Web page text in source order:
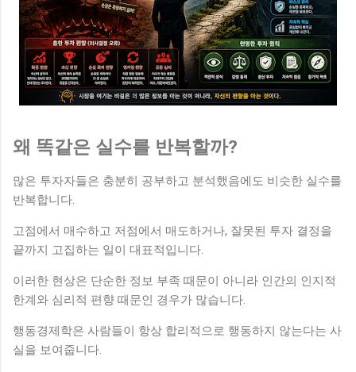
왜 똑같은 실수를 반복할까?
많은 투자자들은 충분히 공부하고 분석했음에도 비슷한 실수를
반복합니다.
고점에서 매수하고 저점에서 매도하거나, 잘못된 투자 결정을
끝까지 고집하는 일이 대표적입니다.
이러한 현상은 단순한 정보 부족 때문이 아니라 인간의 인지적
한계와 심리적 편향 때문인 경우가 많습니다.
행동경제학은 사람들이 항상 합리적으로 행동하지 않는다는 사
실을 보여줍니다.